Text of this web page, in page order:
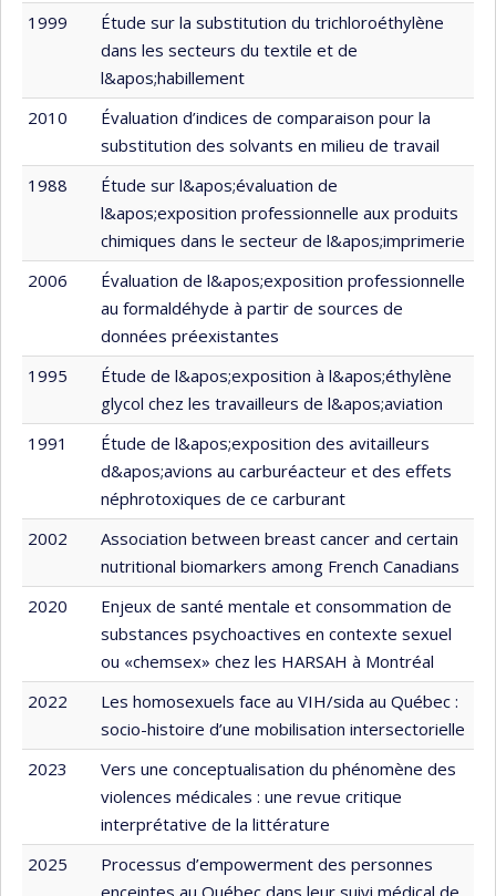
1999
Étude sur la substitution du trichloroéthylène
dans les secteurs du textile et de
l&apos;habillement
2010
Évaluation d’indices de comparaison pour la
substitution des solvants en milieu de travail
1988
Étude sur l&apos;évaluation de
l&apos;exposition professionnelle aux produits
chimiques dans le secteur de l&apos;imprimerie
2006
Évaluation de l&apos;exposition professionnelle
au formaldéhyde à partir de sources de
données préexistantes
1995
Étude de l&apos;exposition à l&apos;éthylène
glycol chez les travailleurs de l&apos;aviation
1991
Étude de l&apos;exposition des avitailleurs
d&apos;avions au carburéacteur et des effets
néphrotoxiques de ce carburant
2002
Association between breast cancer and certain
nutritional biomarkers among French Canadians
2020
Enjeux de santé mentale et consommation de
substances psychoactives en contexte sexuel
ou «chemsex» chez les HARSAH à Montréal
2022
Les homosexuels face au VIH/sida au Québec :
socio-histoire d’une mobilisation intersectorielle
2023
Vers une conceptualisation du phénomène des
violences médicales : une revue critique
interprétative de la littérature
2025
Processus d’empowerment des personnes
enceintes au Québec dans leur suivi médical de